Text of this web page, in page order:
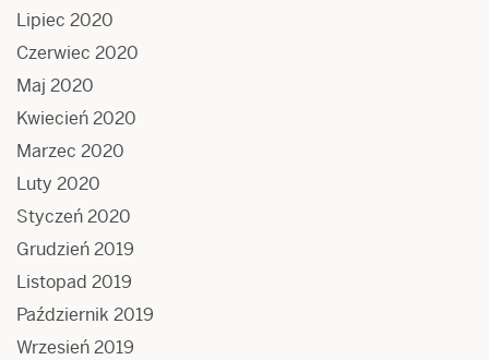
Lipiec 2020
Czerwiec 2020
Maj 2020
Kwiecień 2020
Marzec 2020
Luty 2020
Styczeń 2020
Grudzień 2019
Listopad 2019
Październik 2019
Wrzesień 2019